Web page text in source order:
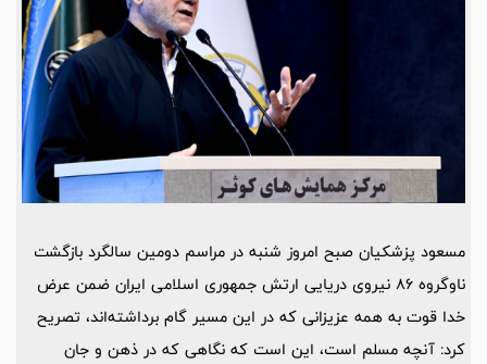
مسعود پزشکیان صبح امروز شنبه در مراسم دومین سالگرد بازگشت
ناوگروه 86 نیروی دریایی ارتش جمهوری اسلامی ایران ضمن عرض
خدا قوت به همه عزیزانی که در این مسیر گام برداشته‌اند، تصریح
کرد: آنچه مسلم است، این است که نگاهی که در ذهن و جان